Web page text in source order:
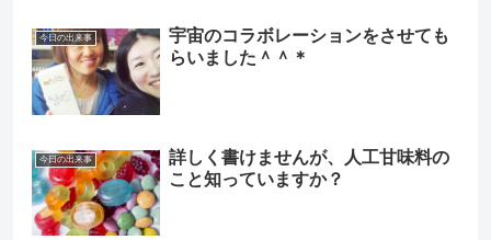
今日の出来事
宇宙のコラボレーションをさせても
らいました＾＾＊
今日の出来事
詳しく書けませんが、人工甘味料の
こと知っていますか？